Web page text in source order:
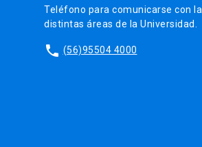
Teléfono para comunicarse con
distintas áreas de la Universidad.
phone (56)95504 4000